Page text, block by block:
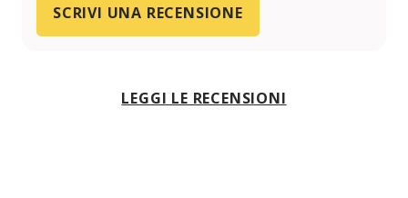
SCRIVI UNA RECENSIONE
LEGGI LE RECENSIONI